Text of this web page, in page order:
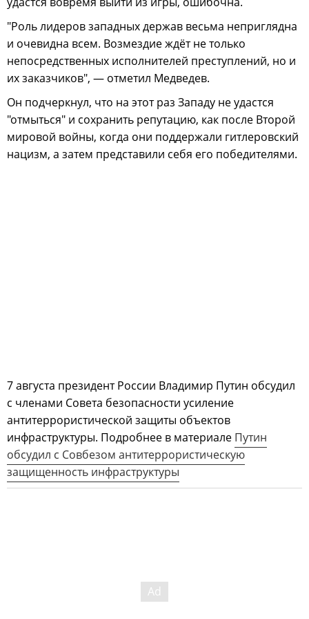
"Роль лидеров западных держав весьма неприглядна
и очевидна всем. Возмездие ждёт не только
непосредственных исполнителей преступлений, но и
их заказчиков", — отметил Медведев.
Он подчеркнул, что на этот раз Западу не удастся
"отмыться" и сохранить репутацию, как после Второй
мировой войны, когда они поддержали гитлеровский
нацизм, а затем представили себя его победителями.
7 августа президент России Владимир Путин обсудил
с членами Совета безопасности усиление
антитеррористической защиты объектов
инфраструктуры. Подробнее в материале Путин
обсудил с Совбезом антитеррористическую
защищенность инфраструктуры